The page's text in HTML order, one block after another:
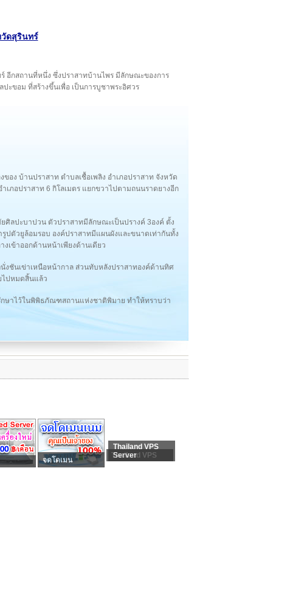
ดสุรินทร์
อีกสถานที่หนึ่ง ซึ่งปราสาทบ้านไพร มีลักษณะของการ
ะขอม ที่สร้างขึ้นเพื่อ เป็นการบูชาพระอิศวร
อง บ้านปราสาท ตำบลเชื้อเพลิง อำเภอปราสาท จังหวัด
เภอปราสาท 6 กิโลเมตร แยกขวาไปตามถนนราดยางอีก
ศิลปะบาปวน ตัวปราสาทมีลักษณะเป็นปรางค์ 3องค์ ตั้ง
ปตัวยูล้อมรอบ องค์ปราสาทมีแผนผังและขนาดเท่ากันทั้ง
เข้าออกด้านหน้าเพียงด้านเดียว
งชันเข่าเหนือหน้ากาล ส่วนทับหลังปราสาทองค์ด้านทิศ
ไปหมดสิ้นแล้ว
ษาไว้ในพิพิธภัณฑสถานแห่งชาติพิมาย ทำให้ทราบว่า
จดโดเมน
Thailand VPS
Thailand VPS
Server